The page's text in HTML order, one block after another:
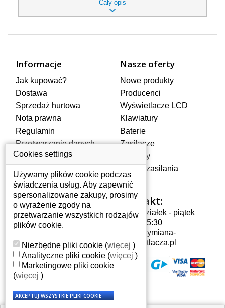
żeby był jak najwyższej jakości. Służy
on do wyświetlania tekstu lub obrazu w
z nim z jak największą ostrożnością. Do
zaliczyć uszkodzenia mechaniczne np.
rozbity lub pęknięty ekran, następnie
pojawiające się pionowe pasy, ciemny
ekran, migotanie lub nierównomierną
jasność ekranu.
NAJWYZSZEJ JAKOŚCI!
W naszym magazynie przez
cały okres gwarancji posiadamy
wyłącznie wysokiej jakości
oryginalne matryce klasy A+ bez
wadliwych pikseli.
JAK WYBRAĆ ODPOWIEDNI EKRAN
DO LAPTOPA ACER APIRE 5538?
Odpowiedni ekran można dobrać do
konkretnego modelu laptopa, którego
oznaczenie można znaleźć na naklejce
na spodzie laptopa lub pod baterią, bywa
również umieszczone na ramkach lub
pęknięty ekran został zdemontowany, w
Cały opis
Informacje
Jak kupować?
Dostawa
Sprzedaż hurtowa
Nota prawna
Regulamin
Przetwarzanie danych
osobowych
Gdzie nas znajdziesz
Nasze oferty
Nowe produkty
Producenci
Wyświetlacze LCD
Klawiatury
Baterie
Zasilacze
Zawiasy
Złącza zasilania
Twoje konto
Twoje konto
Dane osobowe
Adresy
Historia zamówień
Kontakt:
Poniedziałek - piątek
7:00 - 15:30
info@wymiana-
wyswietlacza.pl
Cookies settings
Używamy plików cookie podczas
świadczenia usług. Aby zapewnić
spersonalizowane zakupy, prosimy
o wyrażenie zgody na
przetwarzanie wszystkich rodzajów
plików cookie.
Niezbędne pliki cookie (więcej )
Analityczne pliki cookie (więcej )
Marketingowe pliki cookie
(więcej )